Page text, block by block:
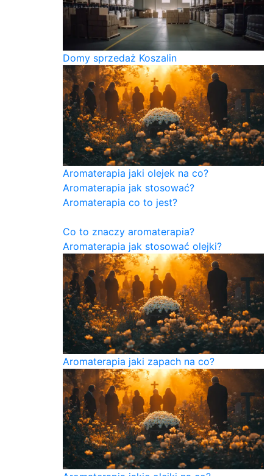
Domy sprzedaż Koszalin
Aromaterapia jaki olejek na co?
Aromaterapia jak stosować?
Aromaterapia co to jest?
Co to znaczy aromaterapia?
Aromaterapia jak stosować olejki?
Aromaterapia jaki zapach na co?